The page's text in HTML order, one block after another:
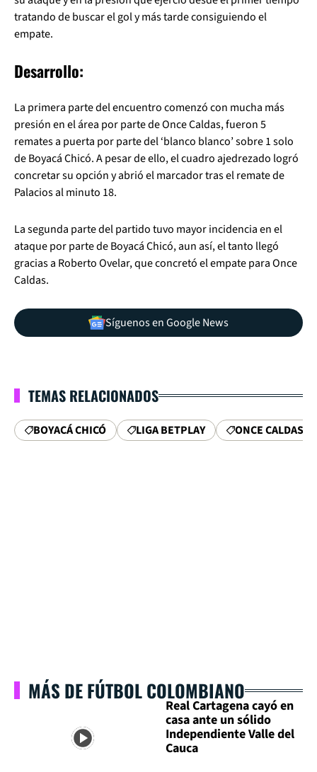
tratando de buscar el gol y más tarde consiguiendo el
empate.
Desarrollo:
La primera parte del encuentro comenzó con mucha más
presión en el área por parte de Once Caldas, fueron 5
remates a puerta por parte del ‘blanco blanco’ sobre 1 solo
de Boyacá Chicó. A pesar de ello, el cuadro ajedrezado logró
concretar su opción y abrió el marcador tras el remate de
Palacios al minuto 18.
La segunda parte del partido tuvo mayor incidencia en el
ataque por parte de Boyacá Chicó, aun así, el tanto llegó
gracias a Roberto Ovelar, que concretó el empate para Once
Caldas.
Síguenos en Google News
TEMAS RELACIONADOS
BOYACÁ CHICÓ LIGA BETPLAY ONCE CALDAS
MÁS DE FÚTBOL COLOMBIANO
Real Cartagena cayó en
casa ante un sólido
Independiente Valle del
Cauca